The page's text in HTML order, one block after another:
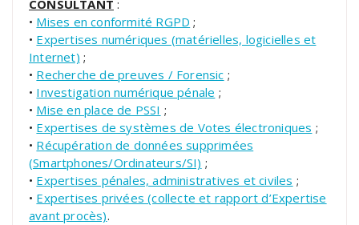
CONSULTANT :
• Mises en conformité RGPD ;
• Expertises numériques (matérielles, logicielles et
Internet) ;
• Recherche de preuves / Forensic ;
• Investigation numérique pénale ;
• Mise en place de PSSI ;
• Expertises de systèmes de Votes électroniques ;
• Récupération de données supprimées
(Smartphones/Ordinateurs/SI) ;
• Expertises pénales, administratives et civiles ;
• Expertises privées (collecte et rapport d’Expertise
avant procès).